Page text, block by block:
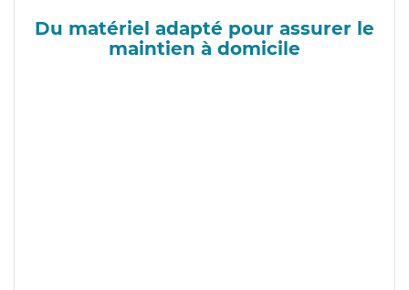
Du matériel adapté pour assurer le
maintien à domicile